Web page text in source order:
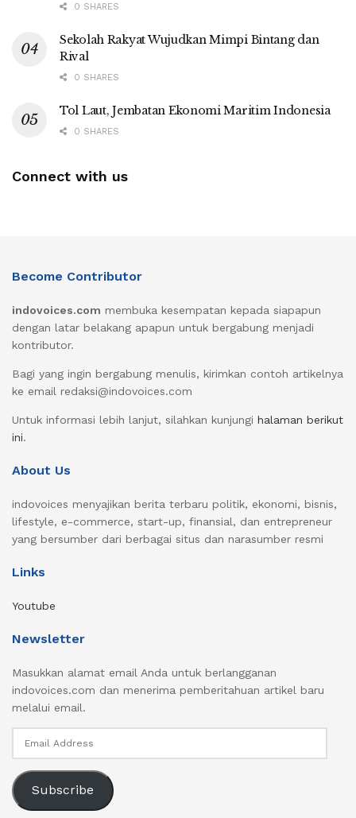
0 SHARES
Sekolah Rakyat Wujudkan Mimpi Bintang dan
Rival
0 SHARES
Tol Laut, Jembatan Ekonomi Maritim Indonesia
0 SHARES
Connect with us
Become Contributor
indovoices.com membuka kesempatan kepada siapapun
dengan latar belakang apapun untuk bergabung menjadi
kontributor.
Bagi yang ingin bergabung menulis, kirimkan contoh artikelnya
ke email redaksi@indovoices.com
Untuk informasi lebih lanjut, silahkan kunjungi halaman berikut
ini.
About Us
indovoices menyajikan berita terbaru politik, ekonomi, bisnis,
lifestyle, e-commerce, start-up, finansial, dan entrepreneur
yang bersumber dari berbagai situs dan narasumber resmi
Links
Youtube
Newsletter
Masukkan alamat email Anda untuk berlangganan
indovoices.com dan menerima pemberitahuan artikel baru
melalui email.
Subscribe